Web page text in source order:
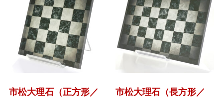
市松大理石（正方形／
市松大理石（長方形／